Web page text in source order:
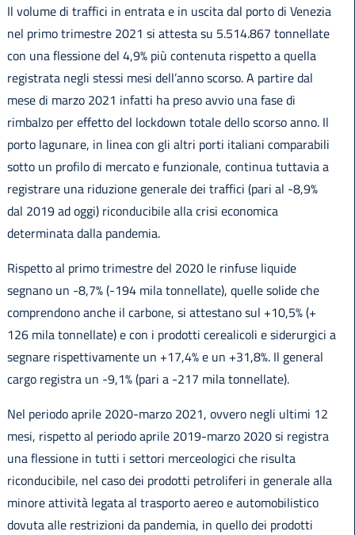
Il volume di traffici in entrata e in uscita dal porto di Venezia
nel primo trimestre 2021 si attesta su 5.514.867 tonnellate
con una flessione del 4,9% più contenuta rispetto a quella
registrata negli stessi mesi dell’anno scorso. A partire dal
mese di marzo 2021 infatti ha preso avvio una fase di
rimbalzo per effetto del lockdown totale dello scorso anno. Il
porto lagunare, in linea con gli altri porti italiani comparabili
sotto un profilo di mercato e funzionale, continua tuttavia a
registrare una riduzione generale dei traffici (pari al -8,9%
dal 2019 ad oggi) riconducibile alla crisi economica
determinata dalla pandemia.
Rispetto al primo trimestre del 2020 le rinfuse liquide
segnano un -8,7% (-194 mila tonnellate), quelle solide che
comprendono anche il carbone, si attestano sul +10,5% (+
126 mila tonnellate) e con i prodotti cerealicoli e siderurgici a
segnare rispettivamente un +17,4% e un +31,8%. Il general
cargo registra un -9,1% (pari a -217 mila tonnellate).
Nel periodo aprile 2020-marzo 2021, ovvero negli ultimi 12
mesi, rispetto al periodo aprile 2019-marzo 2020 si registra
una flessione in tutti i settori merceologici che risulta
riconducibile, nel caso dei prodotti petroliferi in generale alla
minore attività legata al trasporto aereo e automobilistico
dovuta alle restrizioni da pandemia, in quello dei prodotti